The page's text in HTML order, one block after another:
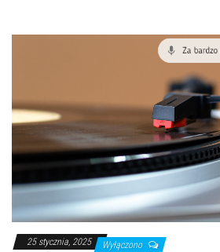
25 stycznia, 2025 Wyłączono